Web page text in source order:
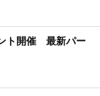
ト開催 最新パー